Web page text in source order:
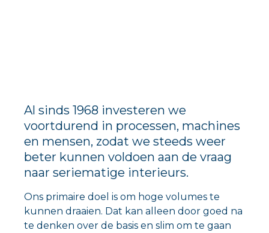
Al sinds 1968 investeren we
voortdurend in processen, machines
en mensen, zodat we steeds weer
beter kunnen voldoen aan de vraag
naar seriematige interieurs.
Ons primaire doel is om hoge volumes te
kunnen draaien. Dat kan alleen door goed na
te denken over de basis en slim om te gaan